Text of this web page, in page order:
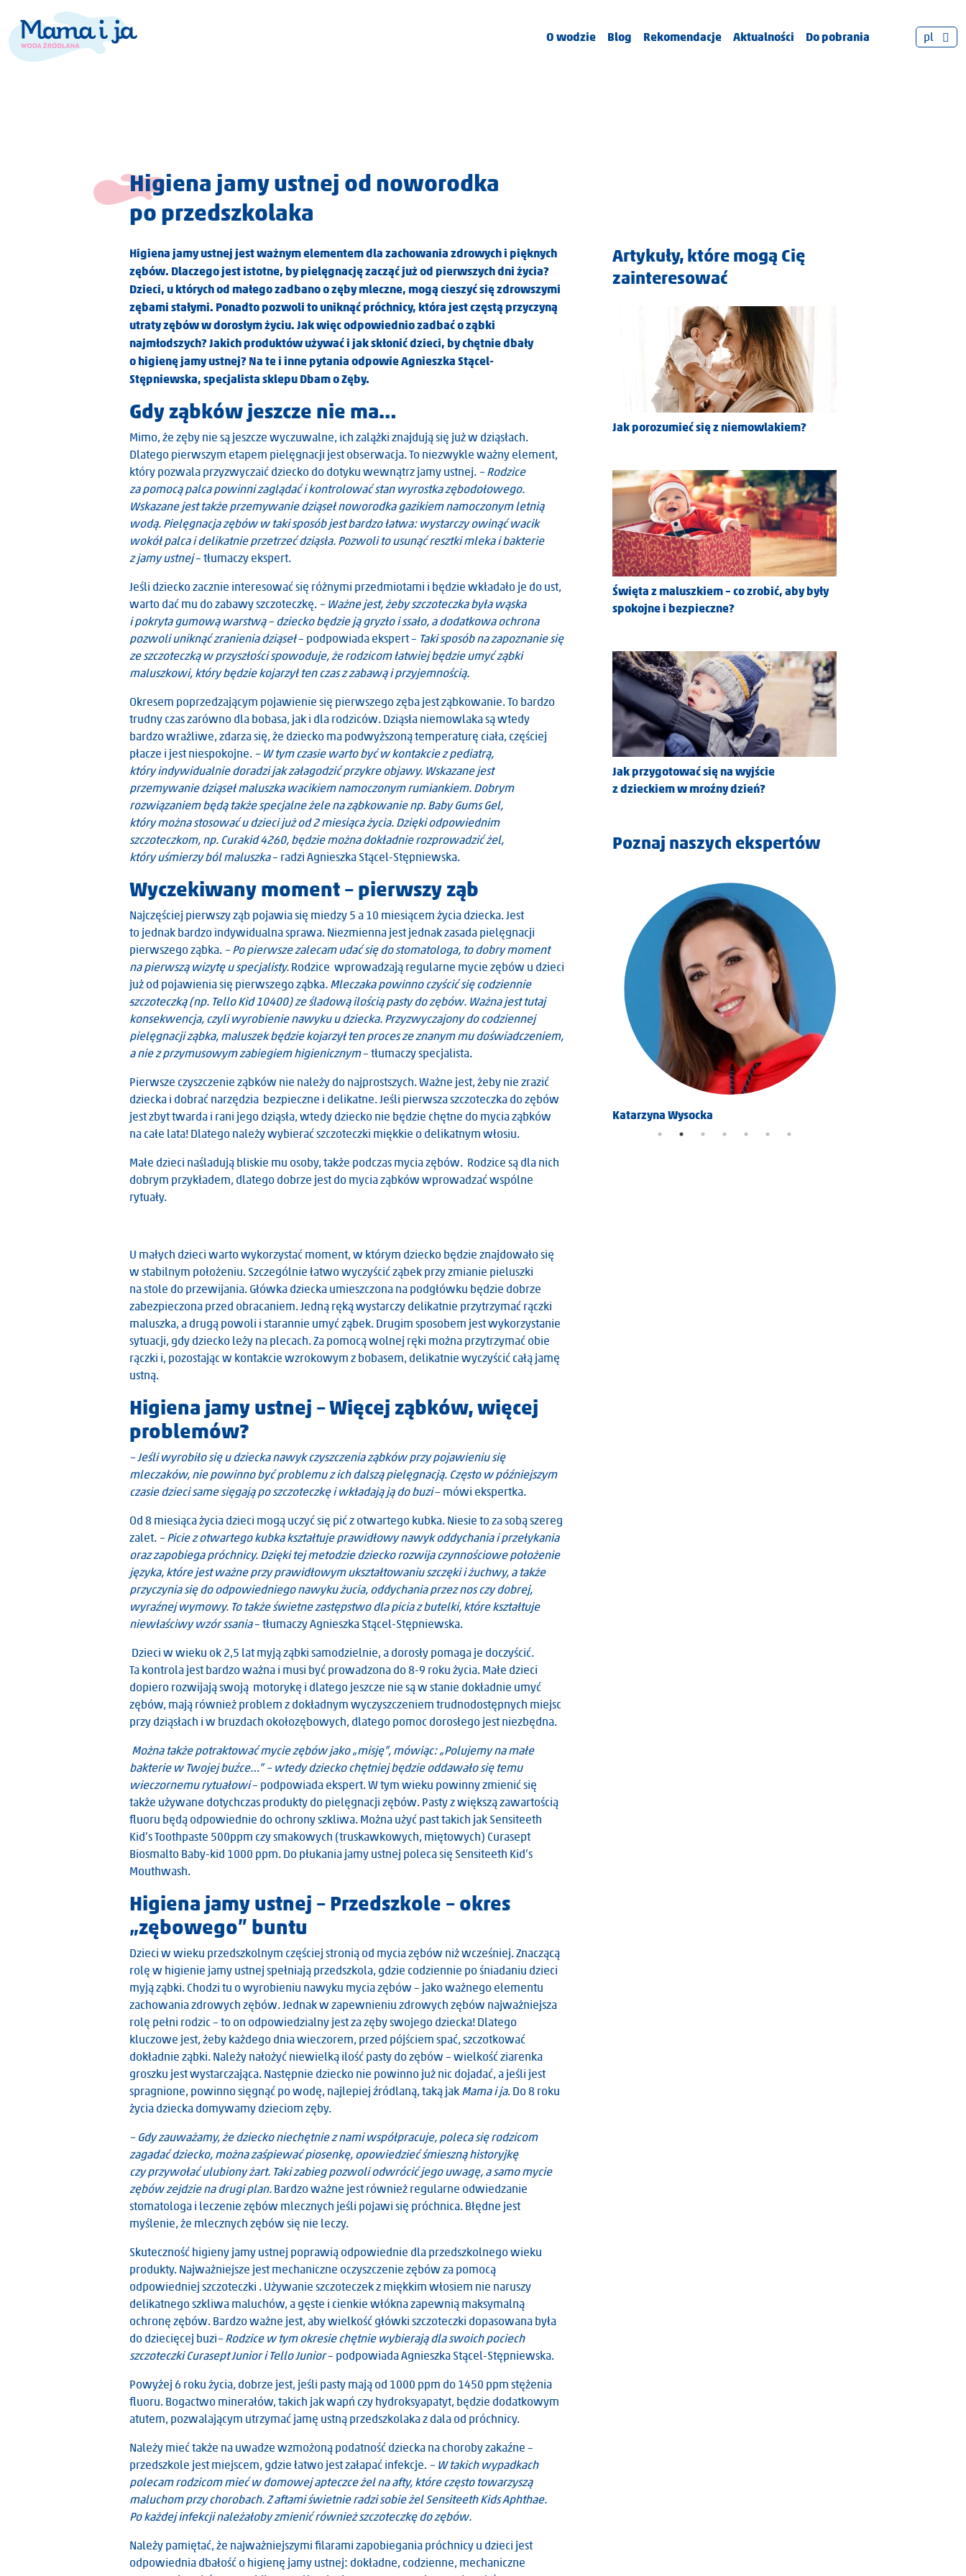
O wodzie Blog Rekomendacje Aktualności Do pobrania pl
Higiena jamy ustnej od noworodka
po przedszkolaka
Higiena jamy ustnej jest ważnym elementem dla zachowania zdrowych i pięknych
zębów. Dlaczego jest istotne, by pielęgnację zacząć już od pierwszych dni życia?
Dzieci, u których od małego zadbano o zęby mleczne, mogą cieszyć się zdrowszymi
zębami stałymi. Ponadto pozwoli to uniknąć próchnicy, która jest częstą przyczyną
utraty zębów w dorosłym życiu. Jak więc odpowiednio zadbać o ząbki
najmłodszych? Jakich produktów używać i jak skłonić dzieci, by chętnie dbały
o higienę jamy ustnej? Na te i inne pytania odpowie Agnieszka Stącel-
Stępniewska, specjalista sklepu Dbam o Zęby.
Gdy ząbków jeszcze nie ma…
Mimo, że zęby nie są jeszcze wyczuwalne, ich zalążki znajdują się już w dziąsłach.
Dlatego pierwszym etapem pielęgnacji jest obserwacja. To niezwykle ważny element,
który pozwala przyzwyczaić dziecko do dotyku wewnątrz jamy ustnej. – Rodzice
za pomocą palca powinni zaglądać i kontrolować stan wyrostka zębodołowego.
Wskazane jest także przemywanie dziąseł noworodka gazikiem namoczonym letnią
wodą. Pielęgnacja zębów w taki sposób jest bardzo łatwa: wystarczy owinąć wacik
wokół palca i delikatnie przetrzeć dziąsła. Pozwoli to usunąć resztki mleka i bakterie
z jamy ustnej– tłumaczy ekspert.
Jeśli dziecko zacznie interesować się różnymi przedmiotami i będzie wkładało je do ust,
warto dać mu do zabawy szczoteczkę. – Ważne jest, żeby szczoteczka była wąska
i pokryta gumową warstwą – dziecko będzie ją gryzło i ssało, a dodatkowa ochrona
pozwoli uniknąć zranienia dziąseł– podpowiada ekspert – Taki sposób na zapoznanie się
ze szczoteczką w przyszłości spowoduje, że rodzicom łatwiej będzie umyć ząbki
maluszkowi, który będzie kojarzył ten czas z zabawą i przyjemnością.
Okresem poprzedzającym pojawienie się pierwszego zęba jest ząbkowanie. To bardzo
trudny czas zarówno dla bobasa, jak i dla rodziców. Dziąsła niemowlaka są wtedy
bardzo wrażliwe, zdarza się, że dziecko ma podwyższoną temperaturę ciała, częściej
płacze i jest niespokojne. – W tym czasie warto być w kontakcie z pediatrą,
który indywidualnie doradzi jak załagodzić przykre objawy. Wskazane jest
przemywanie dziąseł maluszka wacikiem namoczonym rumiankiem. Dobrym
rozwiązaniem będą także specjalne żele na ząbkowanie np. Baby Gums Gel,
który można stosować u dzieci już od 2 miesiąca życia. Dzięki odpowiednim
szczoteczkom, np. Curakid 4260, będzie można dokładnie rozprowadzić żel,
który uśmierzy ból maluszka– radzi Agnieszka Stącel-Stępniewska.
Wyczekiwany moment – pierwszy ząb
Najczęściej pierwszy ząb pojawia się miedzy 5 a 10 miesiącem życia dziecka. Jest
to jednak bardzo indywidualna sprawa. Niezmienna jest jednak zasada pielęgnacji
pierwszego ząbka. – Po pierwsze zalecam udać się do stomatologa, to dobry moment
na pierwszą wizytę u specjalisty. Rodzice wprowadzają regularne mycie zębów u dzieci
już od pojawienia się pierwszego ząbka. Mleczaka powinno czyścić się codziennie
szczoteczką (np. Tello Kid 10400) ze śladową ilością pasty do zębów. Ważna jest tutaj
konsekwencja, czyli wyrobienie nawyku u dziecka. Przyzwyczajony do codziennej
pielęgnacji ząbka, maluszek będzie kojarzył ten proces ze znanym mu doświadczeniem,
a nie z przymusowym zabiegiem higienicznym– tłumaczy specjalista.
Pierwsze czyszczenie ząbków nie należy do najprostszych. Ważne jest, żeby nie zrazić
dziecka i dobrać narzędzia bezpieczne i delikatne. Jeśli pierwsza szczoteczka do zębów
jest zbyt twarda i rani jego dziąsła, wtedy dziecko nie będzie chętne do mycia ząbków
na całe lata! Dlatego należy wybierać szczoteczki miękkie o delikatnym włosiu.
Małe dzieci naśladują bliskie mu osoby, także podczas mycia zębów. Rodzice są dla nich
dobrym przykładem, dlatego dobrze jest do mycia ząbków wprowadzać wspólne
rytuały.
U małych dzieci warto wykorzystać moment, w którym dziecko będzie znajdowało się
w stabilnym położeniu. Szczególnie łatwo wyczyścić ząbek przy zmianie pieluszki
na stole do przewijania. Główka dziecka umieszczona na podgłówku będzie dobrze
zabezpieczona przed obracaniem. Jedną ręką wystarczy delikatnie przytrzymać rączki
maluszka, a drugą powoli i starannie umyć ząbek. Drugim sposobem jest wykorzystanie
sytuacji, gdy dziecko leży na plecach. Za pomocą wolnej ręki można przytrzymać obie
rączki i, pozostając w kontakcie wzrokowym z bobasem, delikatnie wyczyścić całą jamę
ustną.
Higiena jamy ustnej – Więcej ząbków, więcej
problemów?
– Jeśli wyrobiło się u dziecka nawyk czyszczenia ząbków przy pojawieniu się
mleczaków, nie powinno być problemu z ich dalszą pielęgnacją. Często w późniejszym
czasie dzieci same sięgają po szczoteczkę i wkładają ją do buzi– mówi ekspertka.
Od 8 miesiąca życia dzieci mogą uczyć się pić z otwartego kubka. Niesie to za sobą szereg
zalet. – Picie z otwartego kubka kształtuje prawidłowy nawyk oddychania i przełykania
oraz zapobiega próchnicy. Dzięki tej metodzie dziecko rozwija czynnościowe położenie
języka, które jest ważne przy prawidłowym ukształtowaniu szczęki i żuchwy, a także
przyczynia się do odpowiedniego nawyku żucia, oddychania przez nos czy dobrej,
wyraźnej wymowy. To także świetne zastępstwo dla picia z butelki, które kształtuje
niewłaściwy wzór ssania– tłumaczy Agnieszka Stącel-Stępniewska.
Dzieci w wieku ok 2,5 lat myją ząbki samodzielnie, a dorosły pomaga je doczyścić.
Ta kontrola jest bardzo ważna i musi być prowadzona do 8-9 roku życia. Małe dzieci
dopiero rozwijają swoją motorykę i dlatego jeszcze nie są w stanie dokładnie umyć
zębów, mają również problem z dokładnym wyczyszczeniem trudnodostępnych miejsc
przy dziąsłach i w bruzdach okołozębowych, dlatego pomoc dorosłego jest niezbędna.
Można także potraktować mycie zębów jako „misję”, mówiąc: „Polujemy na małe
bakterie w Twojej buźce…” – wtedy dziecko chętniej będzie oddawało się temu
wieczornemu rytuałowi– podpowiada ekspert. W tym wieku powinny zmienić się
także używane dotychczas produkty do pielęgnacji zębów. Pasty z większą zawartością
fluoru będą odpowiednie do ochrony szkliwa. Można użyć past takich jak Sensiteeth
Kid’s Toothpaste 500ppm czy smakowych (truskawkowych, miętowych) Curasept
Biosmalto Baby-kid 1000 ppm. Do płukania jamy ustnej poleca się Sensiteeth Kid’s
Mouthwash.
Higiena jamy ustnej – Przedszkole – okres
„zębowego” buntu
Dzieci w wieku przedszkolnym częściej stronią od mycia zębów niż wcześniej. Znaczącą
rolę w higienie jamy ustnej spełniają przedszkola, gdzie codziennie po śniadaniu dzieci
myją ząbki. Chodzi tu o wyrobieniu nawyku mycia zębów – jako ważnego elementu
zachowania zdrowych zębów. Jednak w zapewnieniu zdrowych zębów najważniejsza
rolę pełni rodzic – to on odpowiedzialny jest za zęby swojego dziecka! Dlatego
kluczowe jest, żeby każdego dnia wieczorem, przed pójściem spać, szczotkować
dokładnie ząbki. Należy nałożyć niewielką ilość pasty do zębów – wielkość ziarenka
groszku jest wystarczająca. Następnie dziecko nie powinno już nic dojadać, a jeśli jest
spragnione, powinno sięgnąć po wodę, najlepiej źródlaną, taką jak Mama i ja. Do 8 roku
życia dziecka domywamy dzieciom zęby.
– Gdy zauważamy, że dziecko niechętnie z nami współpracuje, poleca się rodzicom
zagadać dziecko, można zaśpiewać piosenkę, opowiedzieć śmieszną historyjkę
czy przywołać ulubiony żart. Taki zabieg pozwoli odwrócić jego uwagę, a samo mycie
zębów zejdzie na drugi plan. Bardzo ważne jest również regularne odwiedzanie
stomatologa i leczenie zębów mlecznych jeśli pojawi się próchnica. Błędne jest
myślenie, że mlecznych zębów się nie leczy.
Skuteczność higieny jamy ustnej poprawią odpowiednie dla przedszkolnego wieku
produkty. Najważniejsze jest mechaniczne oczyszczenie zębów za pomocą
odpowiedniej szczoteczki . Używanie szczoteczek z miękkim włosiem nie naruszy
delikatnego szkliwa maluchów, a gęste i cienkie włókna zapewnią maksymalną
ochronę zębów. Bardzo ważne jest, aby wielkość główki szczoteczki dopasowana była
do dziecięcej buzi– Rodzice w tym okresie chętnie wybierają dla swoich pociech
szczoteczki Curasept Junior i Tello Junior– podpowiada Agnieszka Stącel-Stępniewska.
Powyżej 6 roku życia, dobrze jest, jeśli pasty mają od 1000 ppm do 1450 ppm stężenia
fluoru. Bogactwo minerałów, takich jak wapń czy hydroksyapatyt, będzie dodatkowym
atutem, pozwalającym utrzymać jamę ustną przedszkolaka z dala od próchnicy.
Należy mieć także na uwadze wzmożoną podatność dziecka na choroby zakaźne –
przedszkole jest miejscem, gdzie łatwo jest załapać infekcje. – W takich wypadkach
polecam rodzicom mieć w domowej apteczce żel na afty, które często towarzyszą
maluchom przy chorobach. Z aftami świetnie radzi sobie żel Sensiteeth Kids Aphthae.
Po każdej infekcji należałoby zmienić również szczoteczkę do zębów.
Należy pamiętać, że najważniejszymi filarami zapobiegania próchnicy u dzieci jest
odpowiednia dbałość o higienę jamy ustnej: dokładne, codzienne, mechaniczne
Artykuły, które mogą Cię
zainteresować
Jak porozumieć się z niemowlakiem?
Święta z maluszkiem – co zrobić, aby były
spokojne i bezpieczne?
Jak przygotować się na wyjście
z dzieckiem w mroźny dzień?
Poznaj naszych ekspertów
Aleksandra Łoniewska Olimpia Wawrzaszek Katarzyna Wysocka